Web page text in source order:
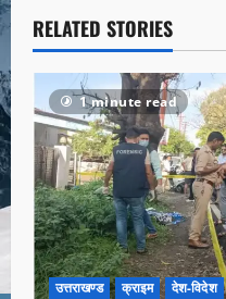
RELATED STORIES
1 minute read
उत्तराखण्ड क्राइम देश-विदेश